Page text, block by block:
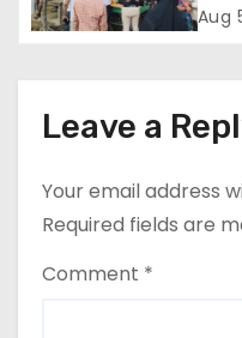
Aug
Leave a
Your email address
Required fields are
Comment *